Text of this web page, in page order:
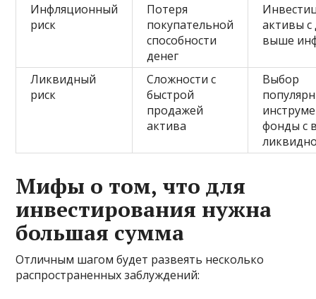
Инфляционный
риск
Потеря
покупательной
способности
денег
активы
выше
Ликвидный
риск
Сложности с
быстрой
продажей
актива
Выбор
фонды с
Мифы о том, что для
инвестирования нужна
большая сумма
Отличным шагом будет развеять несколько
распространенных заблуждений: